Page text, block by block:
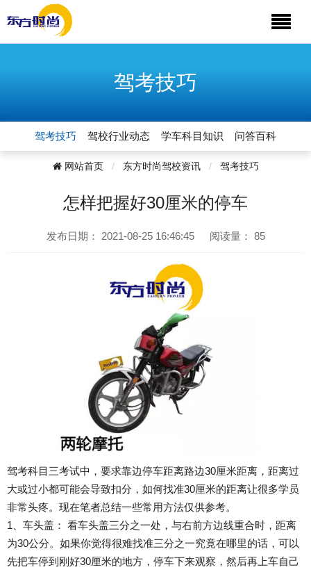
驾考技巧
驾考技巧 驾校行业动态 学车科目知识 问答百科
网站首页 东方时尚驾校资讯 驾考技巧
怎样把握好30厘米的停车
发布日期： 2021-08-25 16:46:45 阅读量： 85
驾考科目三考试中，要求靠边停车距离路边30厘米距离，距离过
大或过小都可能会导致扣分，如何找准30厘米的距离让很多学员
非常头疼。现在笔者总结一些常用方法仅供参考。
1、车头盖： 看车头盖三分之一处，与右前方边线重合时，距离
为30公分。如果你觉得很难找准三分之一究竟在哪里的话，可以
先把车停到刚好30厘米的地方，停车下来观察，然后再上车自己